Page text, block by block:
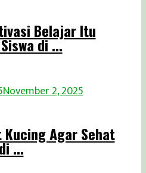
Belajar Itu
di ...
November 2, 2025
Agar Sehat
...